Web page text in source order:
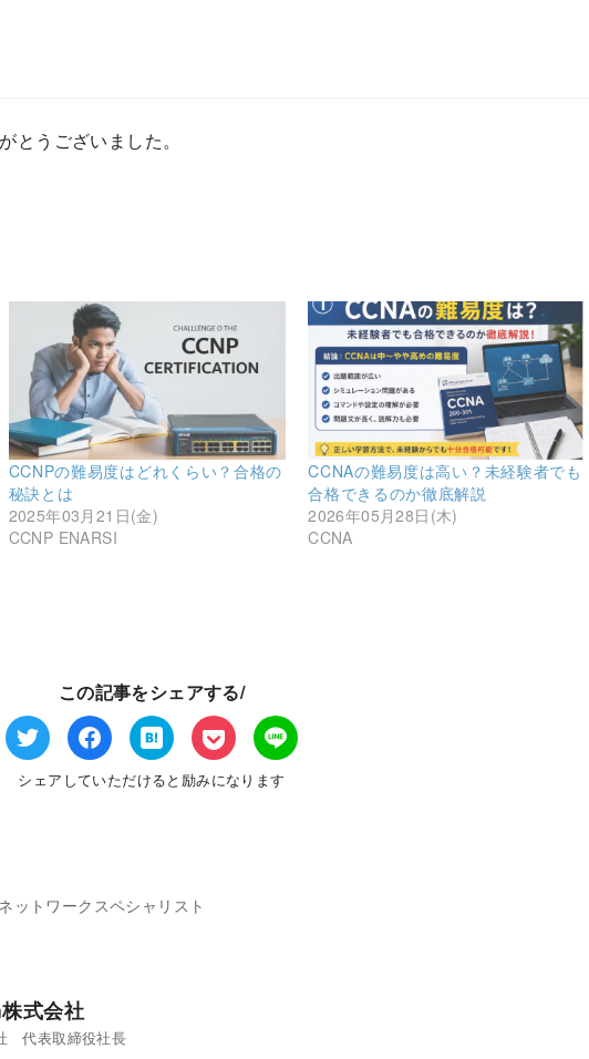
とうございました。
CCNPの難易度はどれくらい？合格の
秘訣とは
2025年03月21日(金)
CCNP ENARSI
CCNAの難易度は高い？未経験者でも
合格できるのか徹底解説
2026年05月28日(木)
CCNA
この記事をシェアする/
シェアしていただけると励みになります
ネットワークスペシャリスト
式会社
代表取締役社長